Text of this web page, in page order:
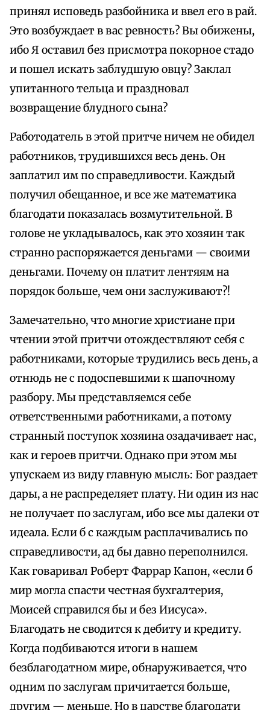
принял исповедь разбойника и ввел его в рай.
Это возбуждает в вас ревность? Вы обижены,
ибо Я оставил без присмотра покорное стадо
и пошел искать заблудшую овцу? Заклал
упитанного тельца и праздновал
возвращение блудного сына?
Работодатель в этой притче ничем не обидел
работников, трудившихся весь день. Он
заплатил им по справедливости. Каждый
получил обещанное, и все же математика
благодати показалась возмутительной. В
голове не укладывалось, как это хозяин так
странно распоряжается деньгами — своими
деньгами. Почему он платит лентяям на
порядок больше, чем они заслуживают?!
Замечательно, что многие христиане при
чтении этой притчи отождествляют себя с
работниками, которые трудились весь день, а
отнюдь не с подоспевшими к шапочному
разбору. Мы представляемся себе
ответственными работниками, а потому
странный поступок хозяина озадачивает нас,
как и героев притчи. Однако при этом мы
упускаем из виду главную мысль: Бог раздает
дары, а не распределяет плату. Ни один из нас
не получает по заслугам, ибо все мы далеки от
идеала. Если б с каждым расплачивались по
справедливости, ад бы давно переполнился.
Как говаривал Роберт Фаррар Капон, «если б
мир могла спасти честная бухгалтерия,
Моисей справился бы и без Иисуса».
Благодать не сводится к дебиту и кредиту.
Когда подбиваются итоги в нашем
безблагодатном мире, обнаруживается, что
одним по заслугам причитается больше,
другим — меньше. Но в царстве благодати